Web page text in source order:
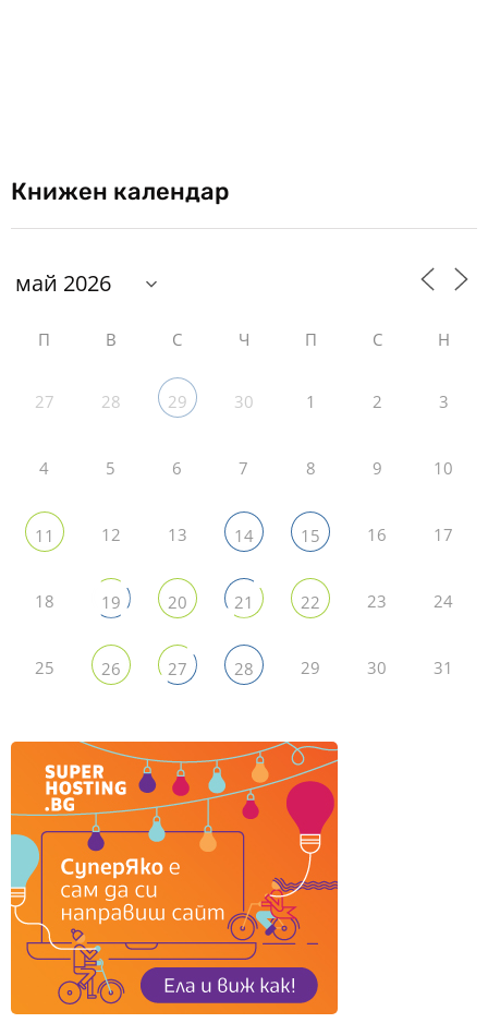
Книжен календар
П В С Ч П С Н
27 28 29 30 1 2 3
4 5 6 7 8 9 10
11 12 13 14 15 16 17
18 19 20 21 22 23 24
25 26 27 28 29 30 31